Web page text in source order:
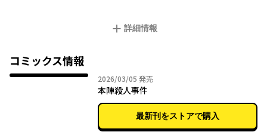
タイム・ベスト100（The 100 Best Mystery & Thriller Books of
All Time）選出。
世界に誇るジャパニーズミステリーの金字塔を、美麗に完全コミ
注：作中では一部、現在では不適切とされている表現もあります
が、原作を尊重し、基本的にオリジナルのまま採用しました。
詳細情報
コミックス情報
2026/03/05 2026年03月05日
発売
本陣殺人事件
最新刊をストアで購入